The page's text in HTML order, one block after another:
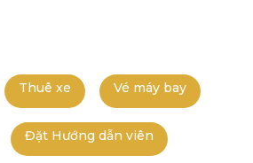
Thuê xe Vé máy bay
Đặt Hướng dẫn viên